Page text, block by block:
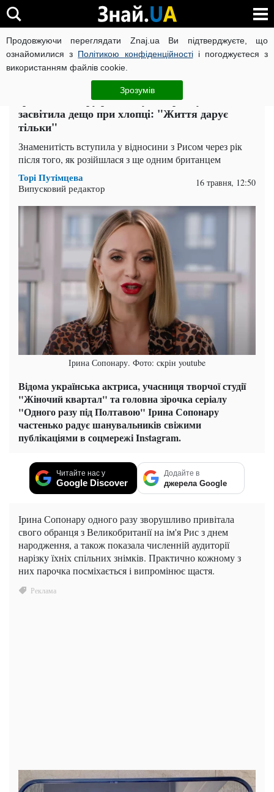
Продовжуючи переглядати Znaj.ua Ви підтверджуєте, що
ознайомилися з Політикою конфіденційностіі погоджуєтеся з
використанням файлів cookie.
Зрозумів
ВІЙНА РОСІЇ ПРОТИ УКРАЇНИ КОРОНАВІРУС В УКРАЇНІ
ЧИТАТЬ НА РУССКОМ
Ірина Сопонару розстібнула сорочку і
засвітила дещо при хлопці: "Життя дарує
тільки"
Знаменитість вступила у відносини з Рисом через рік
після того, як розійшлася з ще одним британцем
Торі Путімцева
Випусковий редактор 16 травня, 12:50
Ірина Сопонару. Фото: скрін youtube
Відома українська актриса,учасниця творчої студії
"Жіночий квартал" та головна зірочка серіалу
"Одного разу під Полтавою" Ірина Сопонару
частенько радує шанувальників свіжими
публікаціямив соцмережі Instagram.
Читайте нас у
Google Discover
Додайте в
джерела Google
Ірина Сопонару одного разу зворушливо привітала
свого обранця з Великобританії на ім'я Рис з днем ​​
народження, а також показала численній аудиторії
нарізку їхніх спільних знімків. Практично кожному з
них парочка посміхається і випромінює щастя.